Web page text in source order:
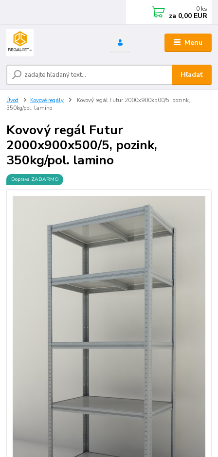
Menu
Hľadať
0 ks
za 0,00 EUR
Úvod Kovové regály
Kovový regál Futur 2000x900x500/5, pozink,
350kg/pol. lamino
Kovový regál Futur
2000x900x500/5, pozink,
350kg/pol. lamino
Doprava ZADARMO